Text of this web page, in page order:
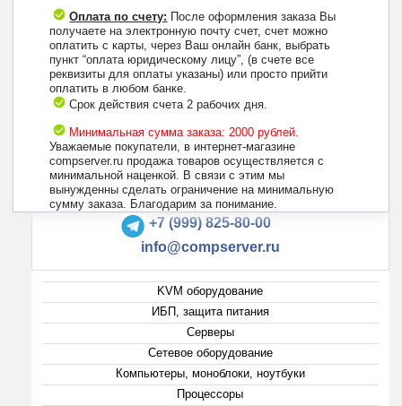
Оплата по счету: После оформления заказа Вы
получаете на электронную почту счет, счет можно
оплатить с карты, через Ваш онлайн банк, выбрать
пункт “оплата юридическому лицу”, (в счете все
реквизиты для оплаты указаны) или просто прийти
оплатить в любом банке.
Срок действия счета 2 рабочих дня.
Минимальная сумма заказа: 2000 рублей.
Уважаемые покупатели, в интернет-магазине
compserver.ru продажа товаров осуществляется с
минимальной наценкой. В связи с этим мы
вынужденны сделать ограничение на минимальную
сумму заказа. Благодарим за понимание.
+7 (495) 223-13-47
+7 (999) 825-80-00
info@compserver.ru
KVM оборудование
ИБП, защита питания
Серверы
Сетевое оборудование
Компьютеры, моноблоки, ноутбуки
Процессоры